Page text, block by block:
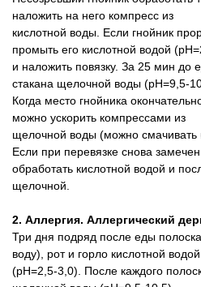
наложить на него компресс из
кислотной воды. Если гнойник
промыть его кислотной водой
и наложить повязку. За 25 мин до
стакана щелочной воды (pH=9,5-
Когда место гнойника
можно ускорить компрессами из
щелочной воды (можно смачивать
Если при перевязке снова
обработать кислотной водой и
щелочной.
2. Аллергия. Аллергический
Три дня подряд после еды
воду), рот и горло кислотной водой
(pH=2,5-3,0). После каждого